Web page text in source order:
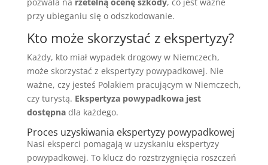
pozwala na rzetelną ocenę szkody, co jest ważne
przy ubieganiu się o odszkodowanie.
Kto może skorzystać z ekspertyzy?
Każdy, kto miał wypadek drogowy w Niemczech,
może skorzystać z ekspertyzy powypadkowej. Nie
ważne, czy jesteś Polakiem pracującym w Niemczech,
czy turystą. Ekspertyza powypadkowa jest
dostępnadla każdego.
Proces uzyskiwania ekspertyzy powypadkowej
Nasi eksperci pomagają w uzyskaniu ekspertyzy
powypadkowej. To klucz do rozstrzygnięcia roszczeń